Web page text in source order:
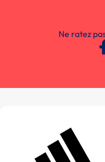
Ne ratez